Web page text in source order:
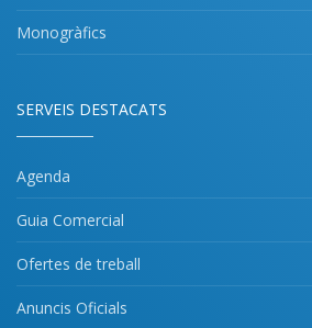
Monogràfics
SERVEIS DESTACATS
Agenda
Guia Comercial
Ofertes de treball
Anuncis Oficials